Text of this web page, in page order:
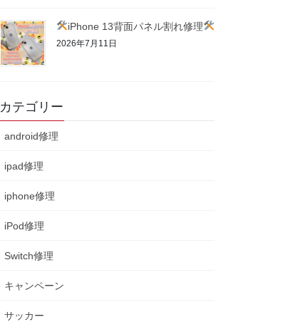
iPhone 13背面パネル割れ修理
2026年7月11日
カテゴリー
android修理
ipad修理
iphone修理
iPod修理
Switch修理
キャンペーン
サッカー